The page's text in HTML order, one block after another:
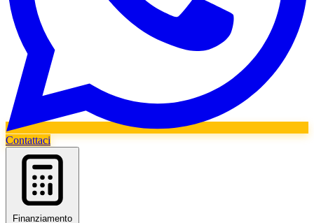
Contattaci
Finanziamento